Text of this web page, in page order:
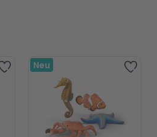
Zur Wunschliste hinzufügen Zur
Neu